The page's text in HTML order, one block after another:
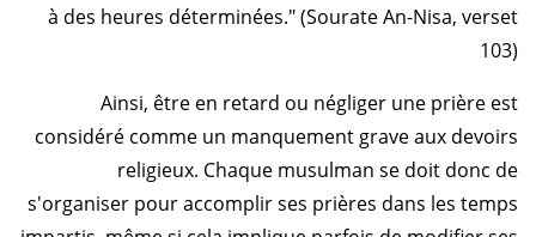
à des heures déterminées." (Sourate An-Nisa, verset
103)
Ainsi, être en retard ou négliger une prière est
considéré comme un manquement grave aux devoirs
religieux. Chaque musulman se doit donc de
s'organiser pour accomplir ses prières dans les temps